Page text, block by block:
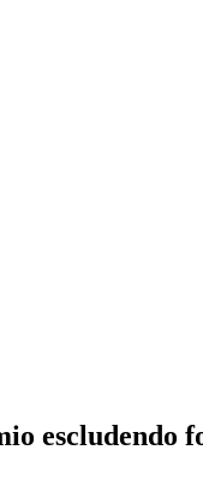
escludendo